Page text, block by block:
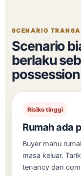
SCENARIO
Scenario
berlaku
possession
Risiko tinggi
Rumah ada
Buyer mahu
masa keluar.
tenancy dan